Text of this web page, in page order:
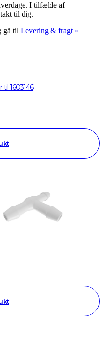
I tilfælde af
til dig.
gå til Levering & fragt »
1603146